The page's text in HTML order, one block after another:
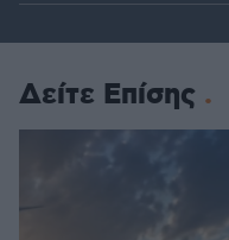
Δείτε Επίσης